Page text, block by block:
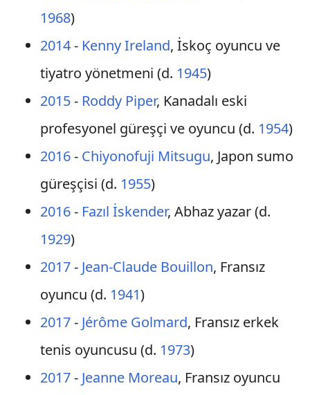
1968)
2014- Kenny Ireland, İskoç oyuncu ve
tiyatro yönetmeni (d. 1945)
2015- Roddy Piper, Kanadalı eski
profesyonel güreşçi ve oyuncu (d. 1954)
2016- Chiyonofuji Mitsugu, Japon sumo
güreşçisi (d. 1955)
2016- Fazıl İskender, Abhaz yazar (d.
1929)
2017- Jean-Claude Bouillon, Fransız
oyuncu (d. 1941)
2017- Jérôme Golmard, Fransız erkek
tenis oyuncusu (d. 1973)
2017- Jeanne Moreau, Fransız oyuncu